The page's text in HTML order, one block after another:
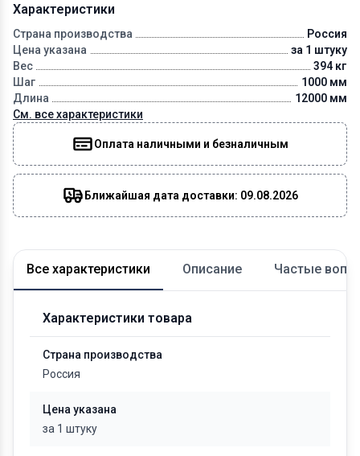
Характеристики
Страна производства
Россия
Цена указана
за 1 штуку
Вес
394 кг
Шаг
1000 мм
Длина
12000 мм
См. все характеристики
Оплата наличными и безналичным
Ближайшая дата доставки: 09.08.2026
Все характеристики Описание Частые
Характеристики товара
Страна производства
Россия
Цена указана
за 1 штуку